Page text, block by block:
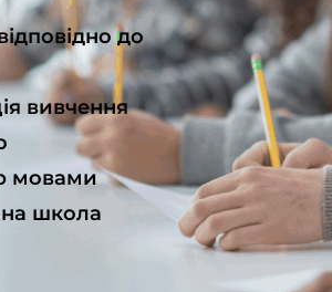
до
вивчення
мовами
школа